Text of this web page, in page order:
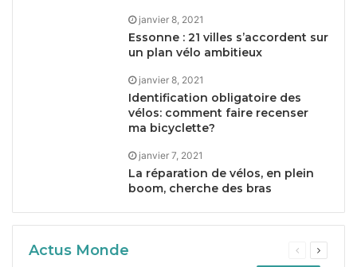
janvier 8, 2021
Essonne : 21 villes s’accordent sur
un plan vélo ambitieux
janvier 8, 2021
Identification obligatoire des
vélos: comment faire recenser
ma bicyclette?
janvier 7, 2021
La réparation de vélos, en plein
boom, cherche des bras
Actus Monde